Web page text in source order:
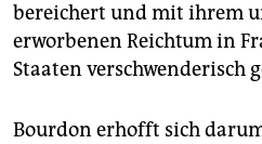
bereichert und mit ihrem
erworbenen Reichtum in
Staaten verschwenderisch
Bourdon erhofft sich